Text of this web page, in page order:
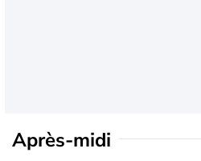
Après-midi